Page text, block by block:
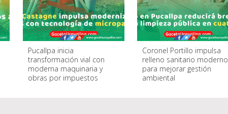
Pucallpa inicia
transformación vial con
moderna maquinaria y
obras por impuestos
Coronel Portillo impulsa
relleno sanitario moderno
para mejorar gestión
ambiental